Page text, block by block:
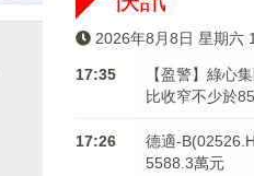
2026年8月8日 星期六
17:35
【盈警】綠心
比收窄不少於
17:26
德適-
5588.3萬元